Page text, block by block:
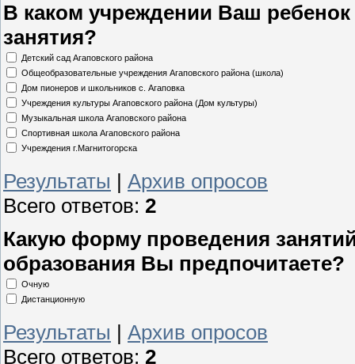
В каком учреждении Ваш
занятия?
Детский сад Агаповского района
Общеобразовательные учреждения Агаповского района (школа)
Дом пионеров и школьников с. Агаповка
Учреждения культуры Агаповского района (Дом культуры)
Музыкальная школа Агаповского района
Спортивная школа Агаповского района
Учреждения г.Магнитогорска
Результаты | Архив опросов
Всего ответов: 2
Какую форму проведения
образования Вы предпочитаете?
Очную
Дистанционную
Результаты | Архив опросов
Всего ответов: 2